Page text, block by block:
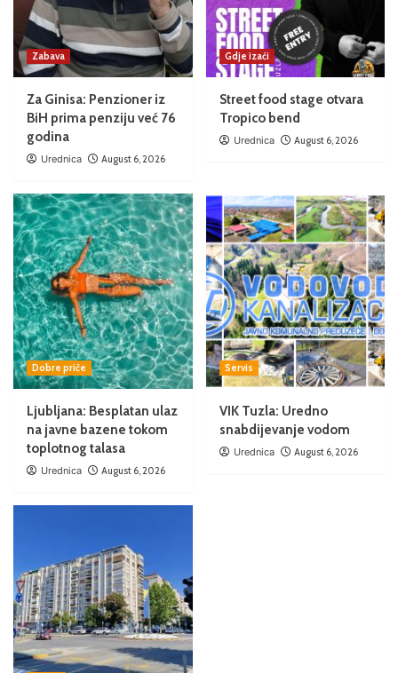
Zabava
Za Ginisa: Penzioner iz
BiH prima penziju već 76
godina
Urednica August 6, 2026
Gdje izaći
Street food stage otvara
Tropico bend
Urednica August 6, 2026
Dobre priče
Ljubljana: Besplatan ulaz
na javne bazene tokom
toplotnog talasa
Urednica August 6, 2026
Servis
VIK Tuzla: Uredno
snabdijevanje vodom
Urednica August 6, 2026